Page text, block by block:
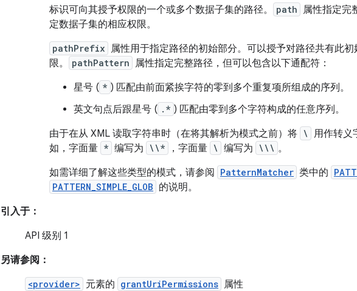
标识可向其授予权限的一个或多个数据子集的路径。 path 属性指定完
定数据子集的相应权限。
pathPrefix 属性用于指定路径的初始部分。可以授予对路径共有此
限。
pathPattern 属性指定完整路径，但可以包含以下通配符：
星号 ( * ) 匹配由前面紧挨字符的零到多个重复项所组成的序列。
英文句点后跟星号 ( .* ) 匹配由零到多个字符构成的任意序列。
由于在从 XML 读取字符串时（在将其解析为模式之前）将 \
用作转义
如，字面量 * 编写为 \\* ，字面量 \ 编写为 \\\ 。
如需详细了解这些类型的模式，请参阅
PatternMatcher 类中的
PATTERN_SIMPLE_GLOB 的说明。
引入于：
API 级别 1
另请参阅：
<provider> 元素的 grantUriPermissions 属性